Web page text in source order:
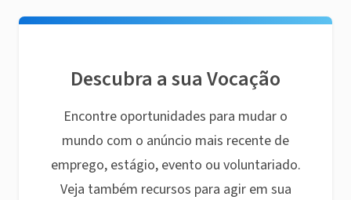
Descubra a sua Vocação
Encontre oportunidades para mudar o
mundo com o anúncio mais recente de
emprego, estágio, evento ou voluntariado.
Veja também recursos para agir em sua